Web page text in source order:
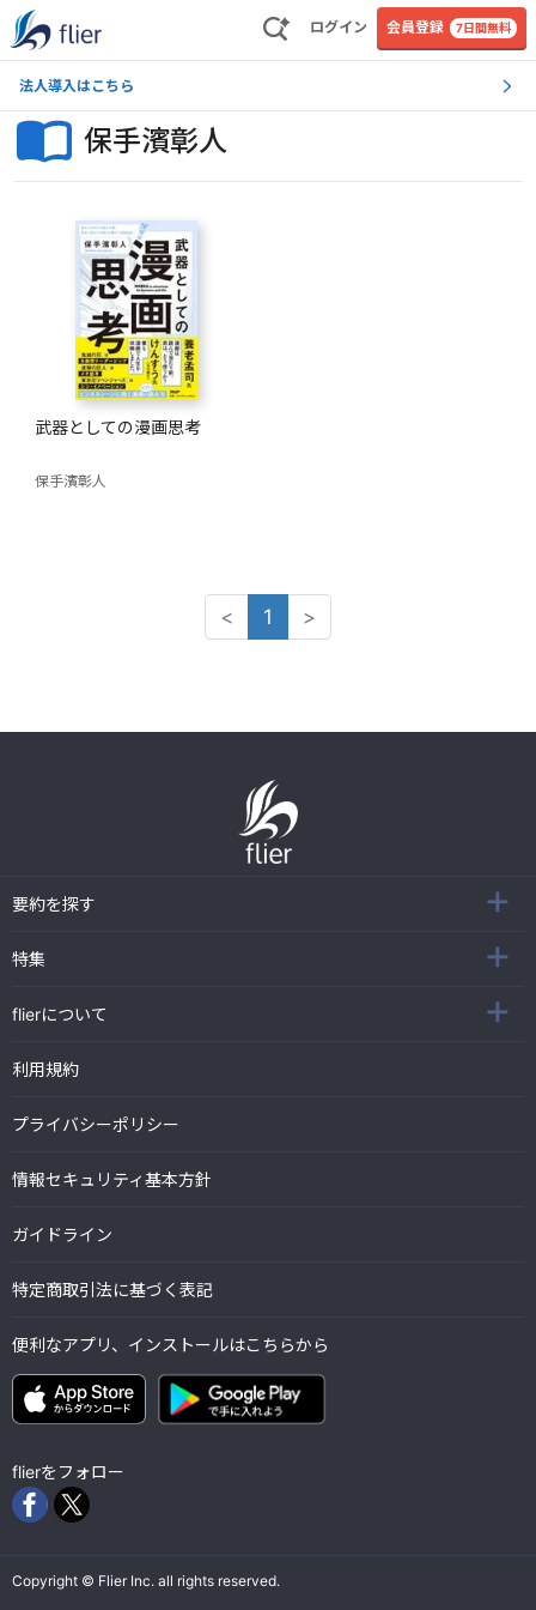
ログイン 会員登録 7日間無料
法人導入はこちら
保手濱彰人
武器としての漫画思考
保手濱彰人
< 1 >
要約を探す
特集
flierについて
利用規約
プライバシーポリシー
情報セキュリティ基本方針
ガイドライン
特定商取引法に基づく表記
便利なアプリ、インストールはこちらから
flierをフォロー
Copyright © Flier Inc. all rights reserved.